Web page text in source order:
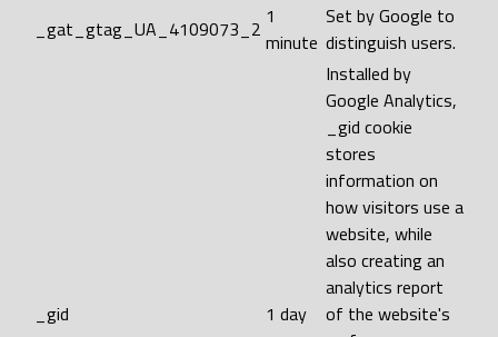
_gat_gtag_UA_4109073_2 1
minute
Set by Google to
distinguish users.
_gid 1 day
Installed by
Google Analytics,
_gid cookie
stores
information on
how visitors use a
website, while
also creating an
analytics report
of the website's